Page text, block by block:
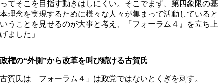
ってそこを目指す動きはしにくい。そこでまず、第四象限の基
本理念を実現するために様々な人々が集まって活動していると
いうことを見せるのが大事と考え、『フォーラム４』を立ち上
げました」
政権の“外側”から改革を叫び続ける古賀氏
古賀氏は「フォーラム４」は政党ではないとくぎを刺す。